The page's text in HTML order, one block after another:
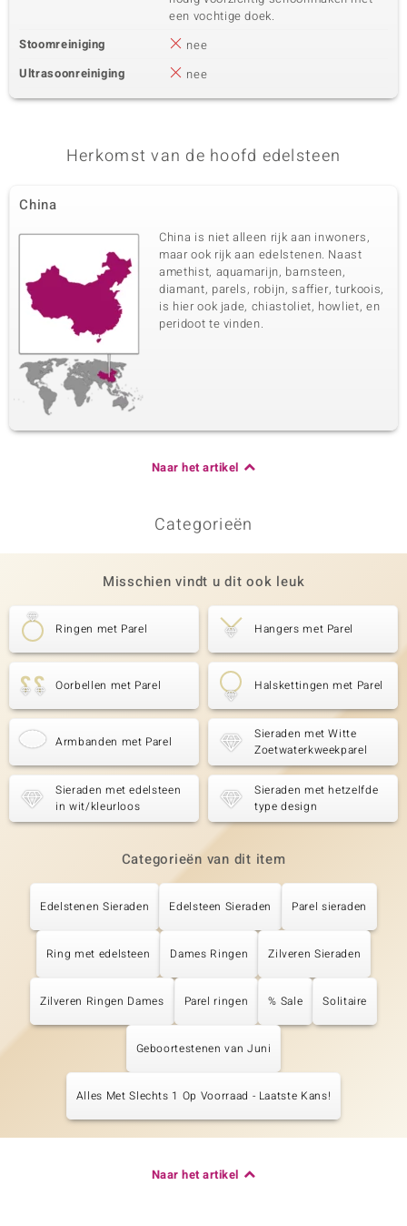
een vochtige doek.
Stoomreiniging
nee
Ultrasoonreiniging
nee
Herkomst van de hoofd edelsteen
China
China is niet alleen rijk aan inwoners,
maar ook rijk aan edelstenen. Naast
amethist, aquamarijn, barnsteen,
diamant, parels, robijn, saffier, turkoois,
is hier ook jade, chiastoliet, howliet, en
peridoot te vinden.
Naar het artikel
Categorieën
Misschien vindt u dit ook leuk
Ringen met Parel Hangers met Parel
Oorbellen met Parel Halskettingen met Parel
Armbanden met Parel
Sieraden met Witte
Zoetwaterkweekparel
Sieraden met edelsteen
in wit/kleurloos
Sieraden met hetzelfde
type design
Categorieën van dit item
Edelstenen Sieraden Edelsteen Sieraden Parel sieraden
Ring met edelsteen Dames Ringen Zilveren Sieraden
Zilveren Ringen Dames Parel ringen % Sale Solitaire
Geboortestenen van Juni
Alles Met Slechts 1 Op Voorraad - Laatste Kans!
Naar het artikel